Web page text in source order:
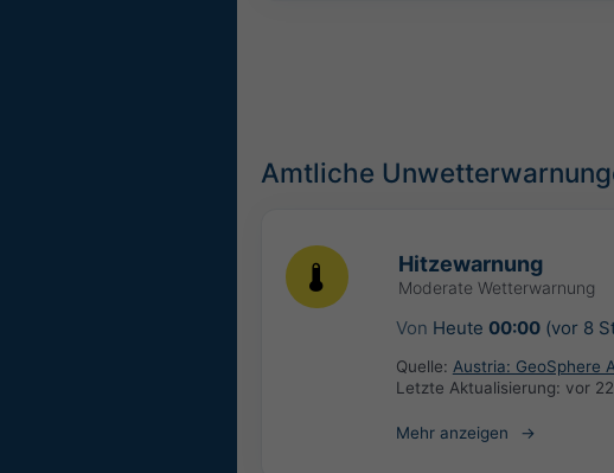
Amtliche
Hitzewarnung
Moderate Wetterwarnung
Von Heute 00:00(vor 8
Quelle: Austria: GeoSphere
Letzte Aktualisierung: vor
Mehr anzeigen